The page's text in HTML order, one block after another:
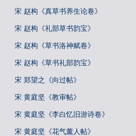
宋 赵构《真草书养生论卷》
宋 赵构《礼部草书韵宝》
宋 赵构《草书洛神赋卷》
宋 赵构《草书礼部韵宝》
宋 郑望之《向过帖》
宋 黄庭坚《教审帖》
宋 黄庭坚《李白忆旧游诗卷》
宋 黄庭坚《花气薰人帖》